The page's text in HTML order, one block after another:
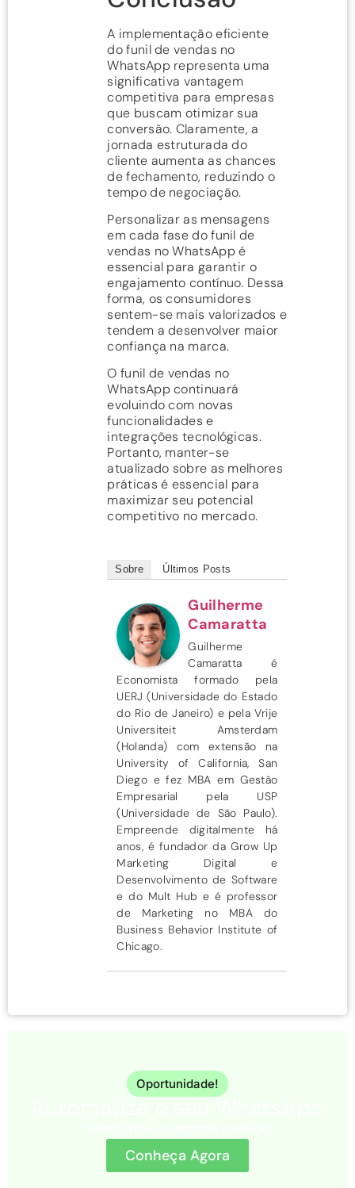
A implementação eficiente
do funil de vendas no
WhatsApp representa uma
significativa vantagem
competitiva para empresas
que buscam otimizar sua
conversão. Claramente, a
jornada estruturada do
cliente aumenta as chances
de fechamento, reduzindo o
tempo de negociação.
Personalizar as mensagens
em cada fase do funil de
vendas no WhatsApp é
essencial para garantir o
engajamento contínuo. Dessa
forma, os consumidores
sentem-se mais valorizados e
tendem a desenvolver maior
confiança na marca.
O funil de vendas no
WhatsApp continuará
evoluindo com novas
funcionalidades e
integrações tecnológicas.
Portanto, manter-se
atualizado sobre as melhores
práticas é essencial para
maximizar seu potencial
competitivo no mercado.
Sobre Últimos Posts
Guilherme
Camaratta
Guilherme
Camaratta é
Economista formado pela
UERJ (Universidade do Estado
do Rio de Janeiro) e pela Vrije
Universiteit Amsterdam
(Holanda) com extensão na
University of California, San
Diego e fez MBA em Gestão
Empresarial pela USP
(Universidade de São Paulo).
Empreende digitalmente há
anos, é fundador da Grow Up
Marketing Digital e
Desenvolvimento de Software
e do Mult Hub e é professor
de Marketing no MBA do
Business Behavior Institute of
Chicago.
Oportunidade!
Conheça Agora